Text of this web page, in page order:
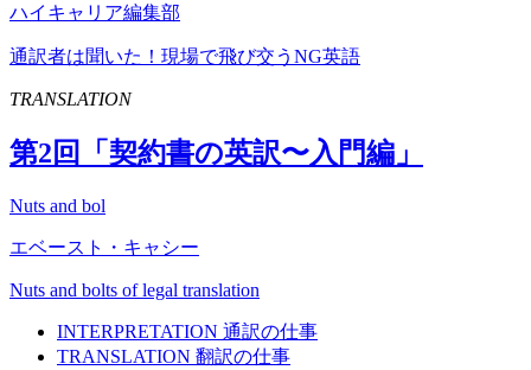
ハイキャリア編集部
通訳者は聞いた！現場で飛び交うNG英語
TRANSLATION
第2回「契約書の英訳〜入門編」
Nuts and bol
エベースト・キャシー
Nuts and bolts of legal translation
INTERPRETATION 通訳の仕事
TRANSLATION 翻訳の仕事